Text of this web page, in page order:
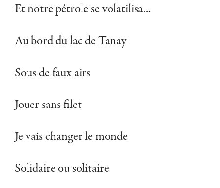
Et notre pétrole se volatilisa...
Au bord du lac de Tanay
Sous de faux airs
Jouer sans filet
Je vais changer le monde
Solidaire ou solitaire